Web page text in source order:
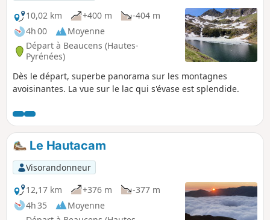
10,02 km
+400 m
-404 m
4h 00
Moyenne
Départ à Beaucens (Hautes-
Pyrénées)
Dès le départ, superbe panorama sur les montagnes
avoisinantes. La vue sur le lac qui s'évase est splendide.
Le Hautacam
Visorandonneur
12,17 km
+376 m
-377 m
4h 35
Moyenne